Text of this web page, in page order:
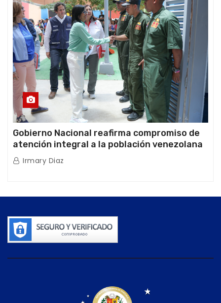
Gobierno Nacional reafirma compromiso de
atención integral a la población venezolana
tras doblete sísmico
Irmary Diaz